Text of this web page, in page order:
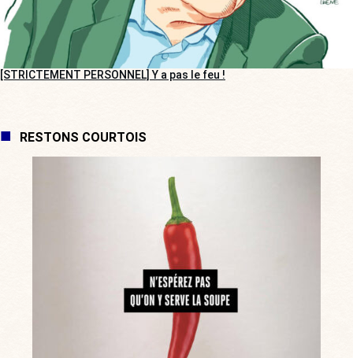
[STRICTEMENT PERSONNEL] Y a pas le feu !
RESTONS COURTOIS